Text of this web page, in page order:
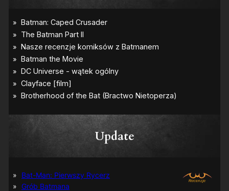
Update
Bat-Man: Pierwszy Rycerz
Grób Batmana